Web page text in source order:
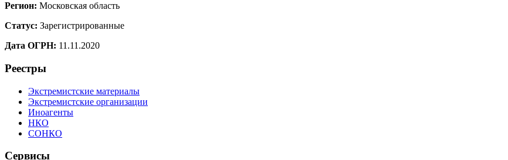
Регион: Московская область
Статус: Зарегистрированные
Дата ОГРН: 11.11.2020
Реестры
Экстремистские материалы
Экстремистские организации
Иноагенты
НКО
СОНКО
Сервисы